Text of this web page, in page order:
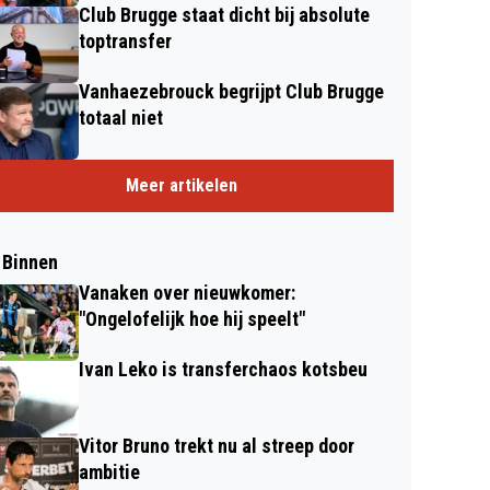
Club Brugge staat dicht bij absolute
toptransfer
Vanhaezebrouck begrijpt Club Brugge
totaal niet
Meer artikelen
Vanaken over nieuwkomer:
"Ongelofelijk hoe hij speelt"
Ivan Leko is transferchaos kotsbeu
Vitor Bruno trekt nu al streep door
ambitie